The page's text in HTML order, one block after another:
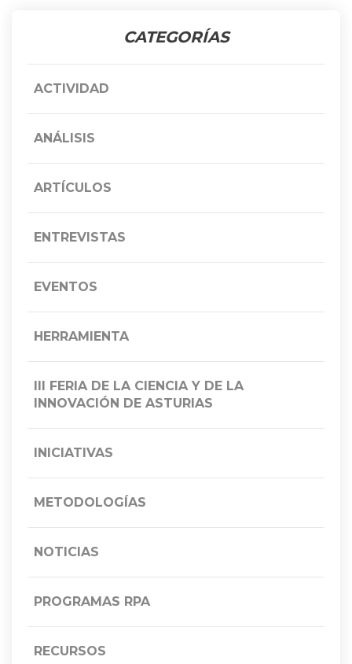
CATEGORÍAS
ACTIVIDAD
ANÁLISIS
ARTÍCULOS
ENTREVISTAS
EVENTOS
HERRAMIENTA
III FERIA DE LA CIENCIA Y DE LA
INNOVACIÓN DE ASTURIAS
INICIATIVAS
METODOLOGÍAS
NOTICIAS
PROGRAMAS RPA
RECURSOS